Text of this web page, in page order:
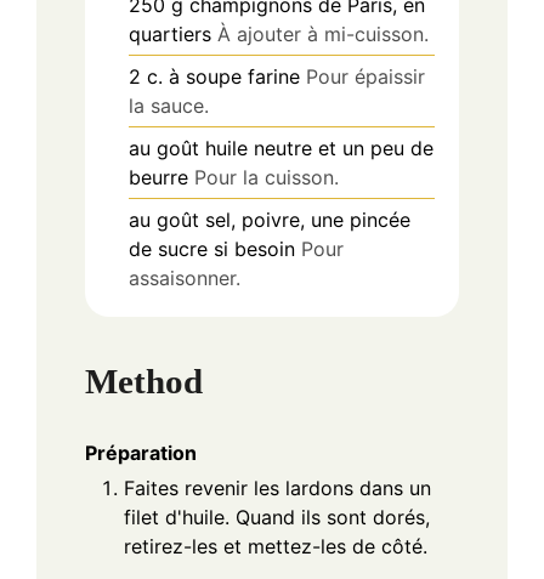
250 g champignons de Paris, en
quartiers À ajouter à mi-cuisson.
2 c. à soupe farine Pour épaissir
la sauce.
au goût huile neutre et un peu de
beurre Pour la cuisson.
au goût sel, poivre, une pincée
de sucre si besoin Pour
assaisonner.
Method
Préparation
Faites revenir les lardons dans un
filet d'huile. Quand ils sont dorés,
retirez-les et mettez-les de côté.